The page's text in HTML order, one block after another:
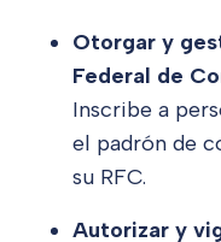
Otorgar y
Federal de
Inscribe a
el padrón de
su RFC.
Autorizar y